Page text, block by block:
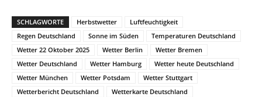
SCHLAGWORTE Herbstwetter
Luftfeuchtigkeit
Regen Deutschland
Sonne im Süden
Temperaturen Deutschland
Wetter 22 Oktober 2025
Wetter Berlin
Wetter Bremen
Wetter Deutschland
Wetter Hamburg
Wetter heute Deutschland
Wetter München
Wetter Potsdam
Wetter Stuttgart
Wetterbericht Deutschland
Wetterkarte Deutschland